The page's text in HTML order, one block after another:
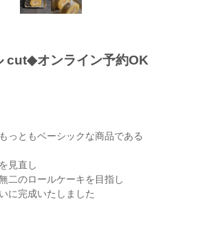
cut◆オンライン予約OK
っともベーシックな商品である
見直し
二のロールケーキを目指し
に完成いたしました